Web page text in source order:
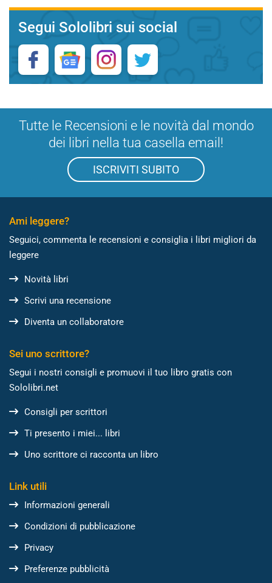
Segui Sololibri sui social
Tutte le Recensioni e le novità dal mondo
dei libri nella tua casella email!
ISCRIVITI SUBITO
Ami leggere?
Seguici, commenta le recensioni e consiglia i libri migliori da
leggere
Novità libri
Scrivi una recensione
Diventa un collaboratore
Sei uno scrittore?
Segui i nostri consigli e promuovi il tuo libro gratis con
Sololibri.net
Consigli per scrittori
Ti presento i miei... libri
Uno scrittore ci racconta un libro
Link utili
Informazioni generali
Condizioni di pubblicazione
Privacy
Preferenze pubblicità